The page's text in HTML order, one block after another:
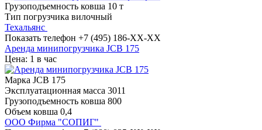
Грузоподъемность ковша 10 т
Тип погрузчика вилочный
Техальянс
Показать телефон +7 (495) 186-XX-XX
Аренда минипогрузчика JCB 175
Цена: 1 в час
Марка JCB 175
Эксплуатационная масса 3011
Грузоподъемность ковша 800
Объем ковша 0,4
ООО Фирма "СОПИГ"